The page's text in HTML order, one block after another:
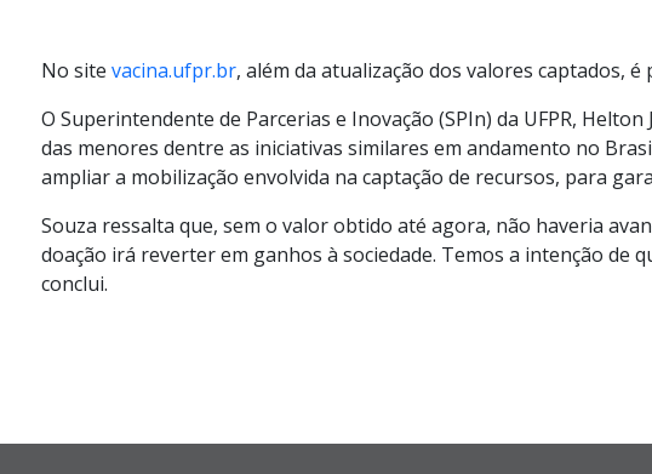
No site vacina.ufpr.br, além da atualização dos valores captados,
O Superintendente de Parcerias e Inovação (SPIn) da UFPR,
das menores dentre as iniciativas similares em andamento no
ampliar a mobilização envolvida na captação de recursos, para
Souza ressalta que, sem o valor obtido até agora, não haveria
doação irá reverter em ganhos à sociedade. Temos a intenção
conclui.